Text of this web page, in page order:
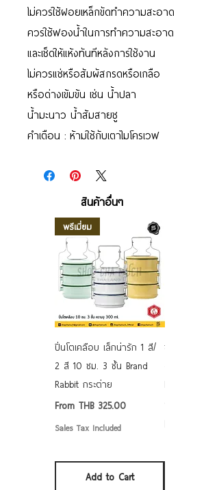
ไม่ควรใช้ฝอยเหล็กขัดทำความสะอาด
ควรใช้ฟองน้ำในการทำความสะอาด
และเช็ดให้แห้งทันทีหลังการใช้งาน
ไม่ควรแช่หรือสัมผัสกรดหรือเกลือ
หรือด่างเข้มข้น เช่น น้ำปลา
น้ำมะนาว น้ำส้มสายชู
คำเตือน : ห้ามใช้กับเตาไมโครเวฟ
สินค้าอื่นๆ
พรีเมี่ยม
ปิ่นโตเคลือบ เล็กน่ารัก 1 สี/
2 สี 10 ซม. 3 ชั้น Brand
Rabbit กระต่าย
From THB 325.00
Sale Price
Sales Tax Included
Add to Cart
ชามเคลือบ